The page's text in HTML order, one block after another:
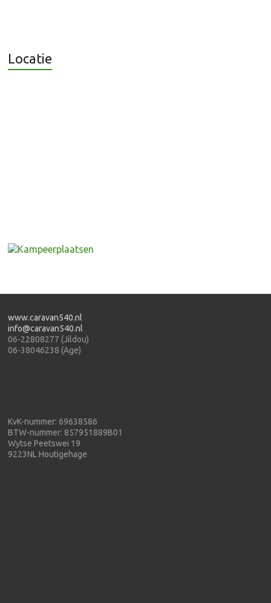
Locatie
www.caravan540.nl
info@caravan540.nl
06-22808277 (Jildou)
06-38046238 (Age)
KvK-nummer: 69638586
BTW-nummer: 857951889B01
Wytse Peetswei 19
9223NL Houtigehage